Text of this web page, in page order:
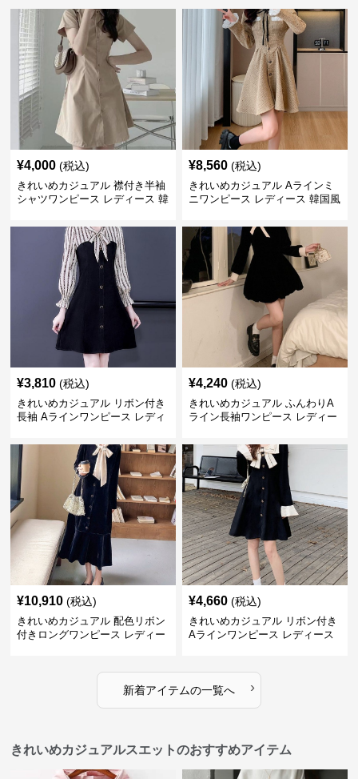
¥4,000 (税込)
きれいめカジュアル 襟付き半袖
シャツワンピース レディース 韓
ト ウエストマーク スタイルアッ
プ Aライン 小柄さん◎
¥8,560 (税込)
きれいめカジュアル Aラインミ
ニワンピース レディース 韓国風
上丈 春秋 ウエストマーク 上品
エレガント
¥3,810 (税込)
きれいめカジュアル リボン付き
長袖 Aラインワンピース レディ
り替え 膝上丈 細見え フェミニ
ン おしゃれ
¥4,240 (税込)
きれいめカジュアル ふんわりA
ライン長袖ワンピース レディー
ト フェミニン 上品 おしゃれ
¥10,910 (税込)
きれいめカジュアル 配色リボン
付きロングワンピース レディー
¥4,660 (税込)
きれいめカジュアル リボン付き
Aラインワンピース レディース
ン
新着アイテムの一覧へ ›
きれいめカジュアルスエットのおすすめアイテム